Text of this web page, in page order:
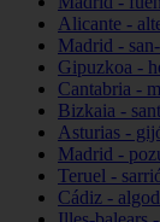
Alicante -
Madrid -
Gipuzkoa -
Cantabria -
Bizkaia -
Asturias -
Madrid -
Teruel -
Cádiz -